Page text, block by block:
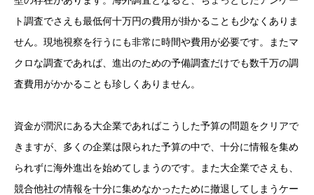
ト調査でさえも最低何十万円の費用が掛かることも少なくありま
せん。現地視察を行うにも非常に時間や費用が必要です。またマ
クロな調査であれば、進出のための予備調査だけでも数千万の調
査費用がかかることも珍しくありません。
資金が潤沢にある大企業であればこうした予算の問題をクリアで
きますが、多くの企業は限られた予算の中で、十分に情報を集め
られずに海外進出を始めてしまうのです。また大企業でさえも、
競合他社の情報を十分に集めなかったために撤退してしまうケー